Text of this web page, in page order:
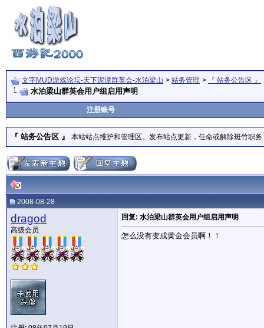
文字MUD游戏论坛-天下泥潭群英会-水泊梁山 > 站务管理 > 『 站务公告区 』
水泊梁山群英会用户组启用声明
注册账号
『 站务公告区 』 本站站点维护和管理区。发布站点更新，任命或解除斑竹职
2008-08-28
dragod
高级会员
回复: 水泊梁山群英会用户组启用声明
怎么没有变成黄金会员啊！！